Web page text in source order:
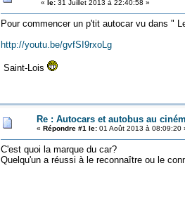
« le:31 Juillet 2013 à 22:40:58 »
Pour commencer un p'tit autocar vu dans "
http://youtu.be/gvfSI9rxoLg
Saint-Lois
Re : Autocars et autobus au
« Répondre #1 le:01 Août 2013 à 08:09:20
C'est quoi la marque du car?
Quelqu'un a réussi à le reconnaître ou le